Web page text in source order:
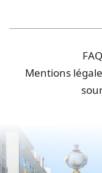
FAQ
Mentions